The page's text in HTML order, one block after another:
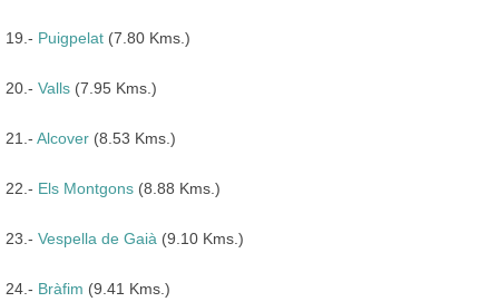
19.- Puigpelat (7.80 Kms.)
20.- Valls (7.95 Kms.)
21.- Alcover (8.53 Kms.)
22.- Els Montgons (8.88 Kms.)
23.- Vespella de Gaià (9.10 Kms.)
24.- Bràfim (9.41 Kms.)